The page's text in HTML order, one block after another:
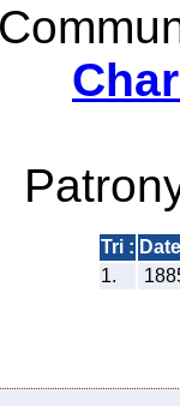
Tri :
1.